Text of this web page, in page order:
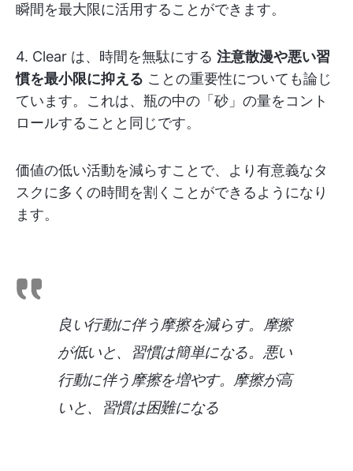
瞬間を最大限に活用することができます。
4. Clear は、時間を無駄にする 注意散漫や悪い習
慣を最小限に抑える ことの重要性についても論じ
ています。これは、瓶の中の「砂」の量をコント
ロールすることと同じです。
価値の低い活動を減らすことで、より有意義なタ
スクに多くの時間を割くことができるようになり
ます。
良い行動に伴う摩擦を減らす。摩擦
が低いと、習慣は簡単になる。悪い
行動に伴う摩擦を増やす。摩擦が高
いと、習慣は困難になる